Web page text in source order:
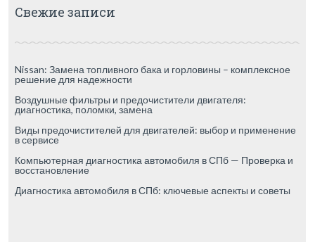
Свежие записи
Nissan: Замена топливного бака и горловины – комплексное
решение для надежности
Воздушные фильтры и предочистители двигателя:
диагностика, поломки, замена
Виды предочистителей для двигателей: выбор и применение
в сервисе
Компьютерная диагностика автомобиля в СПб — Проверка и
восстановление
Диагностика автомобиля в СПб: ключевые аспекты и советы